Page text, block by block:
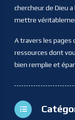
chercheur de Dieu
mettre
A travers les
ressources dont
bien remplie et